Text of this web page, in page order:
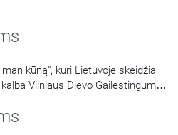
kūną“, kuri Lietuvoje skeidžia
Vilniaus Dievo Gailestingumo